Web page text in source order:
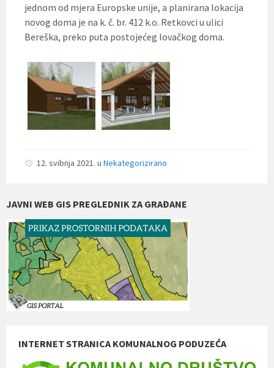
jednom od mjera Europske unije, a planirana lokacija
novog doma je na k. č. br. 412 k.o. Retkovci u ulici
Bereška, preko puta postojećeg lovačkog doma.
12. svibnja 2021. u Nekategorizirano
JAVNI WEB GIS PREGLEDNIK ZA GRAĐANE
INTERNET STRANICA KOMUNALNOG PODUZEĆA